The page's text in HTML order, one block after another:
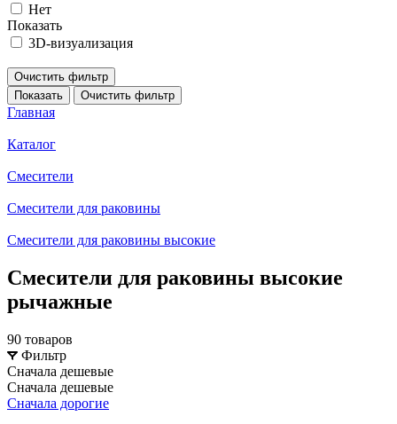
Нет
Показать
3D-визуализация
Очистить фильтр
Показать
Очистить фильтр
Главная
Каталог
Смесители
Смесители для раковины
Смесители для раковины высокие
Смесители для раковины высокие
рычажные
90 товаров
Фильтр
Сначала дешевые
Сначала дешевые
Сначала дорогие